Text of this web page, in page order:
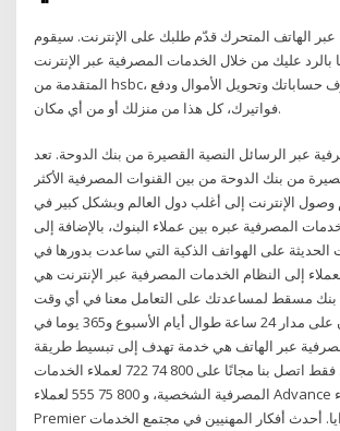
الهاتف المتحرك قدّم طلبك على الإنترنت. سيقوم
بالرد عليك من خلال الخدمات المصرفية عبر الإنترنت
المتقدمة من hsbc، يمكنك مراجعة كشوف حساباتك وتحويل الأموال ودفع
فواتيرك، كل هذا من منزلك أو من أي مكان.
عبر الرسائل النصية القصيرة من بنك الدوحة. تعد
من بنك الدوحة من بين القنوات المصرفية الأكثر
الإنترنت إلى أغلب دول العالم وبشكل كبير في
المصرفية عبره بين عملاء البنوك، بالإضافة إلى
الحديثة على الهواتف الذكية التي ساعدت بدورها في
إلى النظام الخدمات المصرفية عبر الإنترنت هي
مسقط لمساعدتك على التعامل معنا في أي وقت
وفي أي مكان على مدار 24 ساعة طوال أيام الأسبوع و365 يوما في
عبر الهاتف هي خدمة تهدف إلى تبسيط طريقة
تعاملاتك المصرفية. فقط اتصل بنا مجانًا على 800 74 722 لعملاء الخدمات
المصرفية الشخصية، و 800 75 555 لعملاء Advance و 800 74 666 لعملاء
Premier واستمتع بالمزايا. أحدث أفكار المهنيين في مجتمع الخدمات